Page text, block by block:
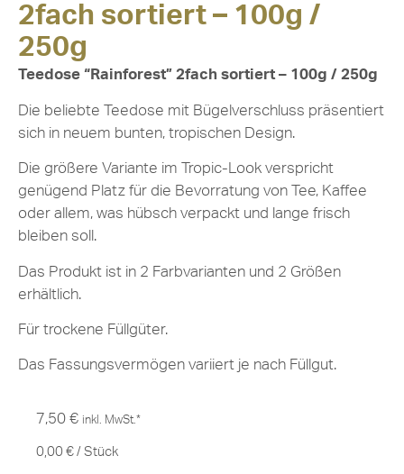
2fach sortiert – 100g /
250g
Teedose “Rainforest” 2fach sortiert – 100g / 250g
Die beliebte Teedose mit Bügelverschluss präsentiert
sich in neuem bunten, tropischen Design.
Die größere Variante im Tropic-Look verspricht
genügend Platz für die Bevorratung von Tee, Kaffee
oder allem, was hübsch verpackt und lange frisch
bleiben soll.
Das Produkt ist in 2 Farbvarianten und 2 Größen
erhältlich.
Für trockene Füllgüter.
Das Fassungsvermögen variiert je nach Füllgut.
7,50 € inkl. MwSt.*
0,00 € / Stück